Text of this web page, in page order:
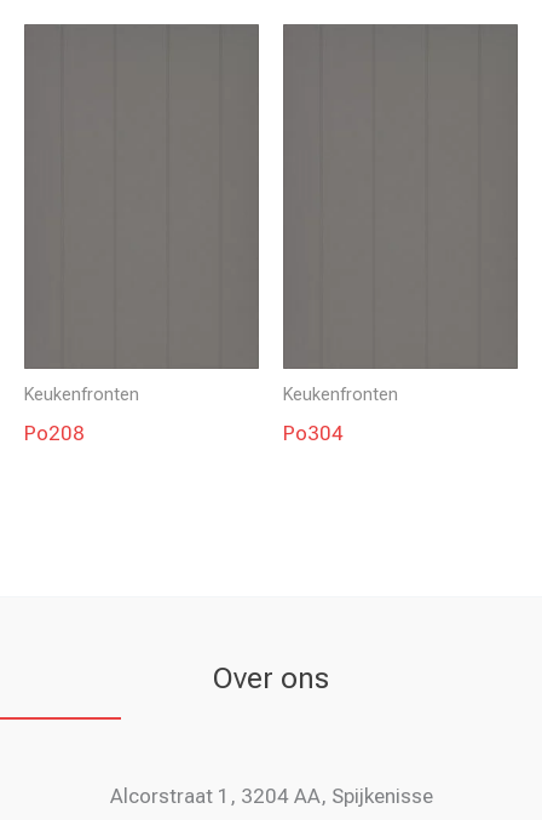
Keukenfronten
Po208
Keukenfronten
Po304
Over ons
Alcorstraat 1, 3204 AA, Spijkenisse